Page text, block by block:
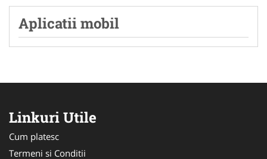
Aplicatii mobil
Linkuri Utile
Cum platesc
Termeni si Conditii